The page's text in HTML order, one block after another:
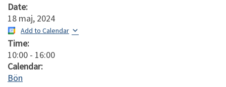
Date:
18 maj, 2024
Add to Calendar
Time:
10:00 - 16:00
Calendar:
Bön